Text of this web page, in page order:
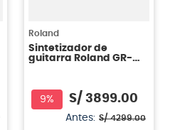
Roland
Sintetizador de
guitarra Roland GR-
9% S/ 3899.00
Antes: S/ 4299.00